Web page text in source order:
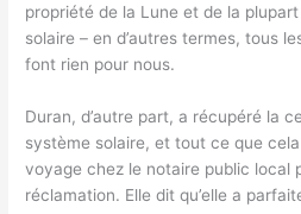
propriété de la Lune et de la
solaire – en d’autres termes, tous
font rien pour nous.
Duran, d’autre part, a récupéré la
système solaire, et tout ce que
voyage chez le notaire public local
réclamation. Elle dit qu’elle a